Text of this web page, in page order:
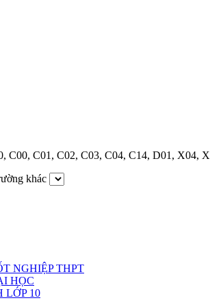
, C00, C01, C02, C03, C04, C14, D01, X04,
khác
NGHIỆP THPT
HỌC
LỚP 10